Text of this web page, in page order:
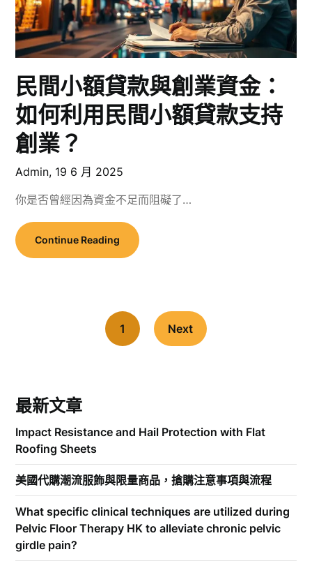
民間小額貸款與創業資金：
如何利用民間小額貸款支持
創業？
Admin, 19 6 月 2025
你是否曾經因為資金不足而阻礙了…
Continue Reading
1 Next
最新文章
Impact Resistance and Hail Protection with Flat
Roofing Sheets
美國代購潮流服飾與限量商品，搶購注意事項與流程
What specific clinical techniques are utilized during
Pelvic Floor Therapy HK to alleviate chronic pelvic
girdle pain?